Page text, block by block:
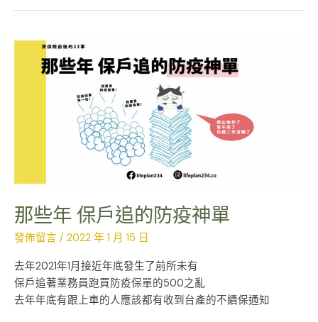
那些年 保戶追的防疫神單
發佈留言 / 2022 年 1 月 15 日
去年2021年1月接近年底發生了前所未有
保戶追著業務員跑買防疫保單的500之亂
去年年底有跟上車的人應該都有收到台產的不續保通知
那
些
年
保
戶